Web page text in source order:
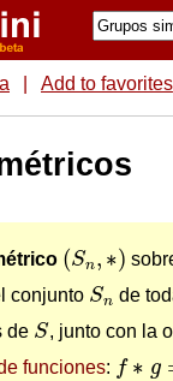
Add to favorites
(Sn, ∗)
(Sn ∗
conjunto Sn
S
de
de S
S, junto con la
funciones: f ∗ g
∗